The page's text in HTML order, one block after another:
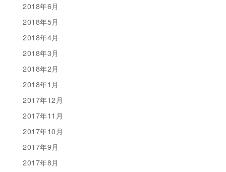
2018年6月
2018年5月
2018年4月
2018年3月
2018年2月
2018年1月
2017年12月
2017年11月
2017年10月
2017年9月
2017年8月